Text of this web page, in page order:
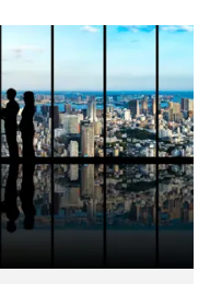
in mercati esteri